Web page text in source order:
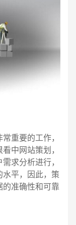
重要的工作，
中网站策划，
求分析进行，
水平，因此，策
的准确性和可靠